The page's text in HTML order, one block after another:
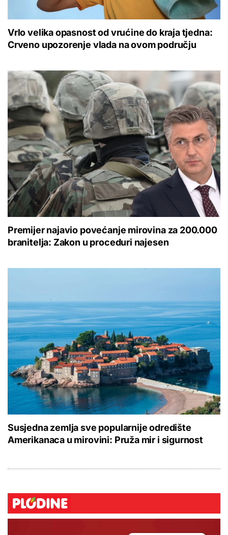
Vrlo velika opasnost od vrućine do kraja tjedna:
Crveno upozorenje vlada na ovom području
Premijer najavio povećanje mirovina za 200.000
branitelja: Zakon u proceduri najesen
Susjedna zemlja sve popularnije odredište
Amerikanaca u mirovini: Pruža mir i sigurnost